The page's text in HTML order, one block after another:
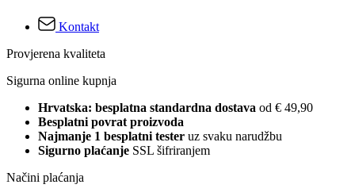
Kontakt
Provjerena kvaliteta
Sigurna online kupnja
Hrvatska: besplatna standardna dostava od € 49,90
Besplatni povrat proizvoda
Najmanje 1 besplatni tester uz svaku narudžbu
Sigurno plaćanje SSL šifriranjem
Načini plaćanja